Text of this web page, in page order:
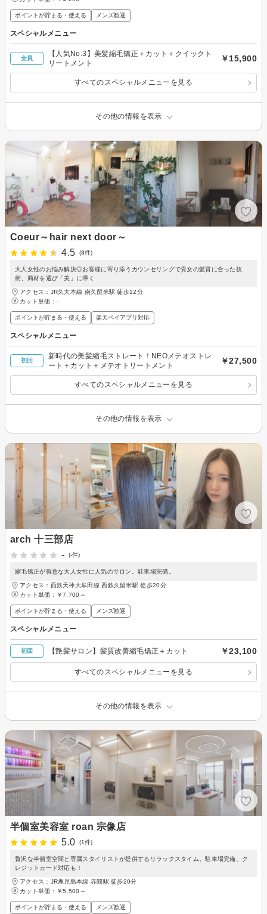
ポイントが貯まる・使える メンズ歓迎
スペシャルメニュー
全員
【人気No.3】美髪縮毛矯正＋カット＋クイックト
リートメント
￥15,900
すべてのスペシャルメニューを見る
その他の情報を表示
Coeur～hair next door～
4.5
(8件)
大人女性のお悩み解決◎お客様に寄り添うカウンセリングで貴女の髪質に合った技
術、商材を選び「美」に導く
アクセス：JR久大本線 南久留米駅 徒歩12分
カット単価： -
ポイントが貯まる・使える 楽天ペイアプリ対応
スペシャルメニュー
初回
新時代の美髪縮毛ストレート！NEOメテオストレ
ート＋カット＋メテオトリートメント
￥27,500
すべてのスペシャルメニューを見る
その他の情報を表示
arch 十三部店
-
(-件)
縮毛矯正が得意な大人女性に人気のサロン。駐車場完備。
アクセス：西鉄天神大牟田線 西鉄久留米駅 徒歩20分
カット単価： ￥7,700～
ポイントが貯まる・使える メンズ歓迎
スペシャルメニュー
初回 【艶髪サロン】髪質改善縮毛矯正＋カット ￥23,100
すべてのスペシャルメニューを見る
その他の情報を表示
半個室美容室 roan 宗像店
5.0
(1件)
贅沢な半個室空間と専属スタイリストが提供するリラックスタイム。駐車場完備、ク
レジットカード対応も！
アクセス：JR鹿児島本線 赤間駅 徒歩20分
カット単価： ￥5,500～
ポイントが貯まる・使える メンズ歓迎